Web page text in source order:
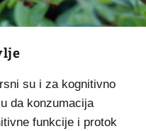
su i za kognitivno
da konzumacija
funkcije i protok